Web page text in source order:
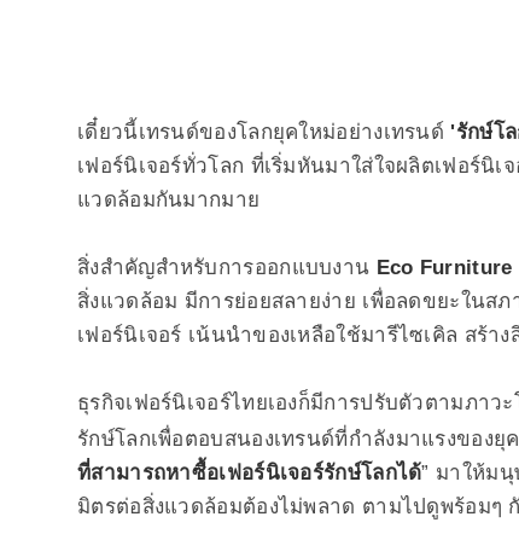
เดี๋ยวนี้เทรนด์ของโลกยุคใหม่อย่างเทรนด์ 'รักษ์โ
เฟอร์นิเจอร์ทั่วโลก ที่เริ่มหันมาใส่ใจผลิตเฟอร์นิเจ
แวดล้อมกันมากมาย
สิ่งสำคัญสำหรับการออกแบบงาน Eco Furniture
สิ่งแวดล้อม มีการย่อยสลายง่าย เพื่อลดขยะในส
เฟอร์นิเจอร์ เน้นนำของเหลือใช้มารีไซเคิล สร้
ธุรกิจเฟอร์นิเจอร์ไทยเองก็มีการปรับตัวตามภา
รักษ์โลกเพื่อตอบสนองเทรนด์ที่กำลังมาแรงของยุ
ที่สามารถหาซื้อเฟอร์นิเจอร์รักษ์โลกได้” มาให้มนุ
มิตรต่อสิ่งแวดล้อมต้องไม่พลาด ตามไปดูพร้อมๆ